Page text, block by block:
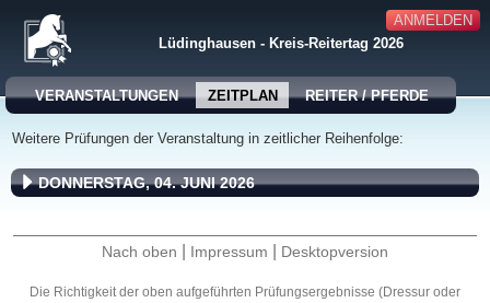
ANMELDEN
Lüdinghausen - Kreis-Reitertag 2026
VERANSTALTUNGEN ZEITPLAN REITER / PFERDE
Weitere Prüfungen der Veranstaltung in zeitlicher Reihenfolge:
DONNERSTAG, 04. JUNI 2026
Nach oben Impressum Desktopversion
Die Richtigkeit der oben aufgeführten Prüfungsergebnisse (Dressur oder